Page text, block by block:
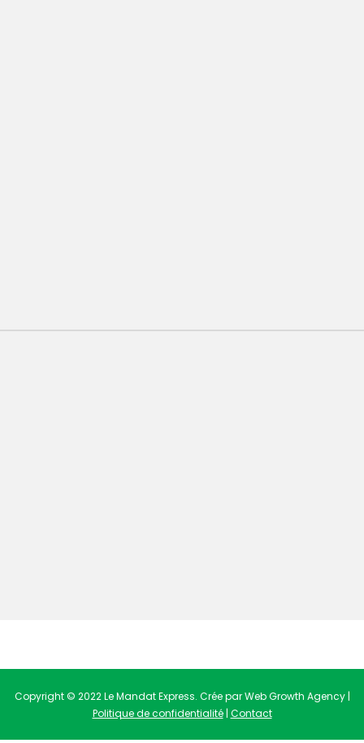
Copyright © 2022 Le Mandat Express. Crée par Web Growth Agency |
Politique de confidentialité| Contact